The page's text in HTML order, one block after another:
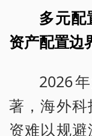
多元配
资产配置边
2026
著，海外
资难以规